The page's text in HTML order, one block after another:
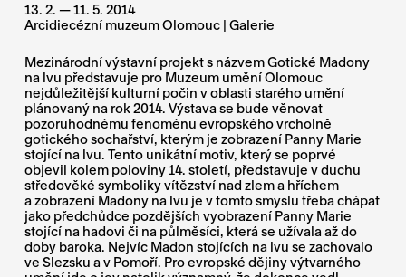
13. 2. — 11. 5. 2014
Arcidiecézní muzeum Olomouc | Galerie
Mezinárodní výstavní projekt s názvem Gotické Madony
na lvu představuje pro Muzeum umění Olomouc
nejdůležitější kulturní počin v oblasti starého umění
plánovaný na rok 2014. Výstava se bude věnovat
pozoruhodnému fenoménu evropského vrcholně
gotického sochařství, kterým je zobrazení Panny Marie
stojící na lvu. Tento unikátní motiv, který se poprvé
objevil kolem poloviny 14. století, představuje v duchu
středověké symboliky vítězství nad zlem a hříchem
a zobrazení Madony na lvu je v tomto smyslu třeba chápat
jako předchůdce pozdějších vyobrazení Panny Marie
stojící na hadovi či na půlměsíci, která se užívala až do
doby baroka. Nejvíc Madon stojících na lvu se zachovalo
ve Slezsku a v Pomoří. Pro evropské dějiny výtvarného